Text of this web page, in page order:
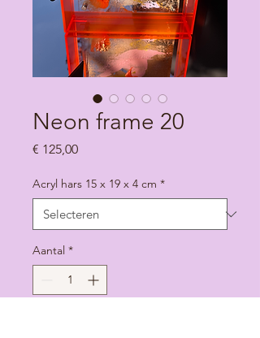
Neon frame 20
€ 125,00Prijs
Acryl hars 15 x 19 x 4 cm *
Aantal *